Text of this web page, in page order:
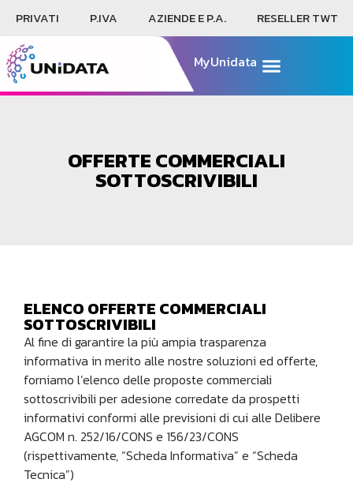
PRIVATI P.IVA AZIENDE E P.A. RESELLER TWT
MyUnidata
OFFERTE COMMERCIALI
SOTTOSCRIVIBILI
ELENCO OFFERTE COMMERCIALI
SOTTOSCRIVIBILI
Al fine di garantire la più ampia trasparenza
informativa in merito alle nostre soluzioni ed offerte,
forniamo l’elenco delle proposte commerciali
sottoscrivibili per adesione corredate da prospetti
informativi conformi alle previsioni di cui alle Delibere
AGCOM n. 252/16/CONS e 156/23/CONS
(rispettivamente, “Scheda Informativa” e “Scheda
Tecnica”)